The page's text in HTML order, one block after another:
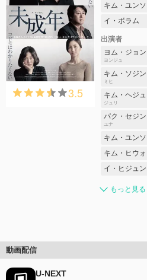
3.5
キム・ユンソ
イ・ボラム
出演者
ヨム・ジョ
ヨンジュ
キム・ソジン
ミヒ
キム・ヘジ
ジュリ
パク・セジン
ユナ
キム・ユンソ
キム・ヒウ
イ・ヒジュン
もっと見る
動画配信
U-NEXT